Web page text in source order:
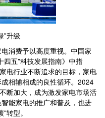
升级
消费予以高度重视。中国家
四五”科技发展指南》中指
电行业不断追求的目标，家电
相辅相成的良性循环。2024
断加大，成为激发家电市场活
能家电的推广和普及，也进
转型。